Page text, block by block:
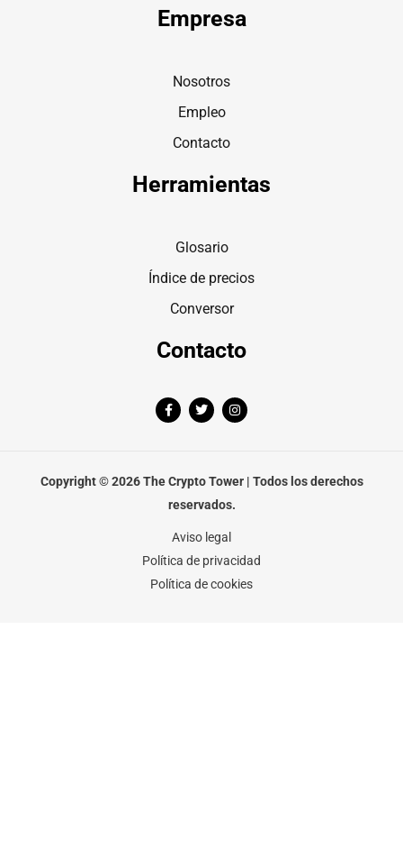
Empresa
Nosotros
Empleo
Contacto
Herramientas
Glosario
Índice de precios
Conversor
Contacto
F
a
o
-
T
w
r
I
n
r
m
Copyright © 2026 The Crypto Tower | Todos los derechos
reservados.
Aviso legal
Política de privacidad
Política de cookies